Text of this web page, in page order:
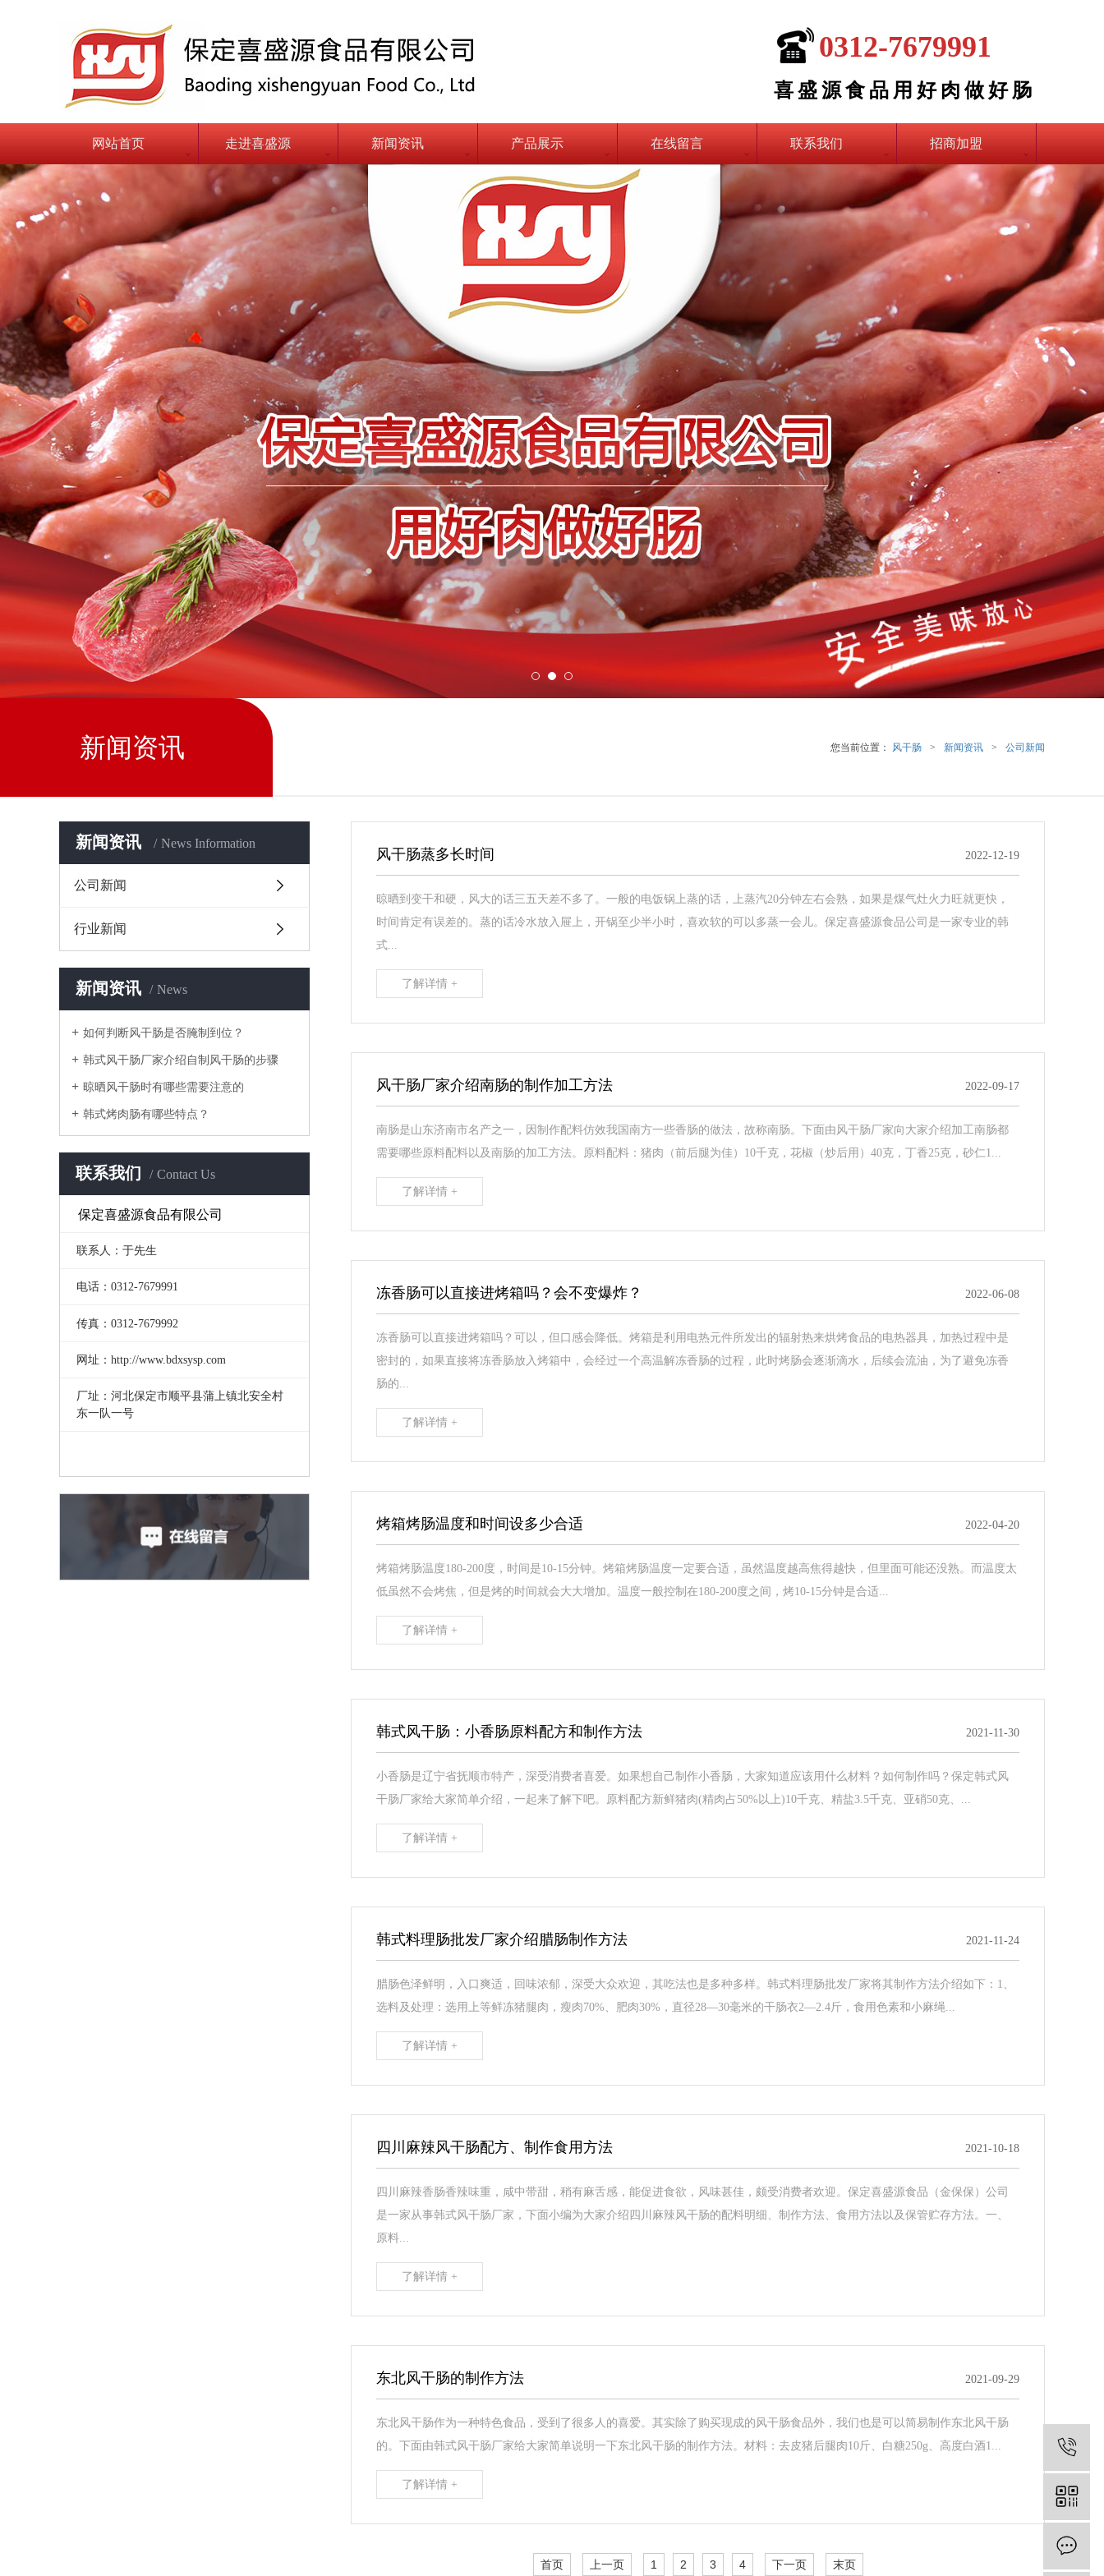
0312-7679991
喜盛源食品用好肉做好肠
网站首页 走进喜盛源 新闻资讯 产品展示 在线留言 联系我们 招商加盟
新闻资讯 您当前位置： 风干肠 > 新闻资讯 > 公司新闻
新闻资讯 News Information
公司新闻
行业新闻
新闻资讯 News
如何判断风干肠是否腌制到位？
韩式风干肠厂家介绍自制风干肠的步骤
晾晒风干肠时有哪些需要注意的
韩式烤肉肠有哪些特点？
联系我们 Contact Us
保定喜盛源食品有限公司
联系人：于先生
电话：0312-7679991
传真：0312-7679992
网址：http://www.bdxsysp.com
厂址：河北保定市顺平县蒲上镇北安全村
东一队一号
风干肠蒸多长时间 2022-12-19
晾晒到变干和硬，风大的话三五天差不多了。一般的电饭锅上蒸的话，上蒸汽20分钟左右会熟，如果是煤气灶火力旺就更快，
时间肯定有误差的。蒸的话冷水放入屉上，开锅至少半小时，喜欢软的可以多蒸一会儿。保定喜盛源食品公司是一家专业的韩
式...
了解详情 +
风干肠厂家介绍南肠的制作加工方法 2022-09-17
南肠是山东济南市名产之一，因制作配料仿效我国南方一些香肠的做法，故称南肠。下面由风干肠厂家向大家介绍加工南肠都
需要哪些原料配料以及南肠的加工方法。原料配料：猪肉（前后腿为佳）10千克，花椒（炒后用）40克，丁香25克，砂仁1...
了解详情 +
冻香肠可以直接进烤箱吗？会不变爆炸？ 2022-06-08
冻香肠可以直接进烤箱吗？可以，但口感会降低。烤箱是利用电热元件所发出的辐射热来烘烤食品的电热器具，加热过程中是
密封的，如果直接将冻香肠放入烤箱中，会经过一个高温解冻香肠的过程，此时烤肠会逐渐滴水，后续会流油，为了避免冻香
肠的...
了解详情 +
烤箱烤肠温度和时间设多少合适 2022-04-20
烤箱烤肠温度180-200度，时间是10-15分钟。烤箱烤肠温度一定要合适，虽然温度越高焦得越快，但里面可能还没熟。而温度太
低虽然不会烤焦，但是烤的时间就会大大增加。温度一般控制在180-200度之间，烤10-15分钟是合适...
了解详情 +
韩式风干肠：小香肠原料配方和制作方法 2021-11-30
小香肠是辽宁省抚顺市特产，深受消费者喜爱。如果想自己制作小香肠，大家知道应该用什么材料？如何制作吗？保定韩式风
干肠厂家给大家简单介绍，一起来了解下吧。原料配方新鲜猪肉(精肉占50%以上)10千克、精盐3.5千克、亚硝50克、...
了解详情 +
韩式料理肠批发厂家介绍腊肠制作方法 2021-11-24
腊肠色泽鲜明，入口爽适，回味浓郁，深受大众欢迎，其吃法也是多种多样。韩式料理肠批发厂家将其制作方法介绍如下：1、
选料及处理：选用上等鲜冻猪腿肉，瘦肉70%、肥肉30%，直径28—30毫米的干肠衣2—2.4斤，食用色素和小麻绳...
了解详情 +
四川麻辣风干肠配方、制作食用方法 2021-10-18
四川麻辣香肠香辣味重，咸中带甜，稍有麻舌感，能促进食欲，风味甚佳，颇受消费者欢迎。保定喜盛源食品（金保保）公司
是一家从事韩式风干肠厂家，下面小编为大家介绍四川麻辣风干肠的配料明细、制作方法、食用方法以及保管贮存方法。一、
原料...
了解详情 +
东北风干肠的制作方法 2021-09-29
东北风干肠作为一种特色食品，受到了很多人的喜爱。其实除了购买现成的风干肠食品外，我们也是可以简易制作东北风干肠
的。下面由韩式风干肠厂家给大家简单说明一下东北风干肠的制作方法。材料：去皮猪后腿肉10斤、白糖250g、高度白酒1...
了解详情 +
首页 上一页 1 2 3 4 下一页 末页